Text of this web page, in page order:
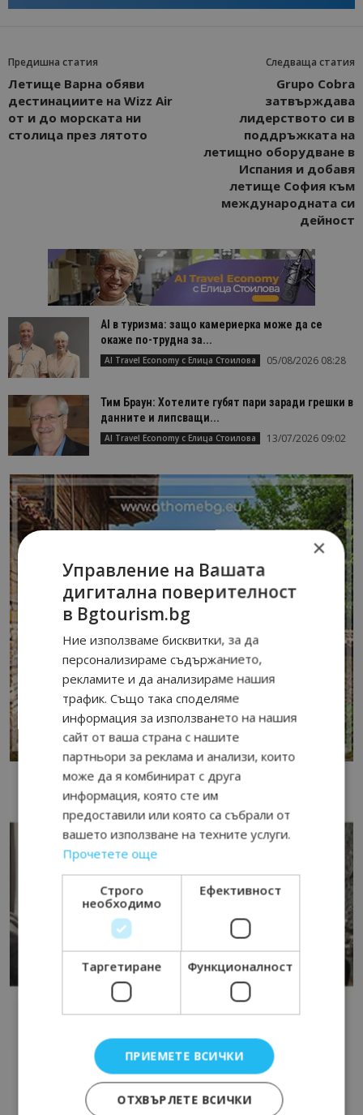
Предишна статия
Летище Варна обяви
дестинациите на Wizz Air
от и до морската ни
столица през лятото
Следваща статия
Grupo Cobra
затвърждава
лидерството си в
поддръжката на
летищно оборудване в
Испания и добавя
летище София към
международната си
дейност
AI в туризма: защо камериерка може да се
окаже по-трудна за...
AI Travel Economy с Елица Стоилова 05/08/2026 08:28
Тим Браун: Хотелите губят пари заради грешки в
данните и липсващи...
AI Travel Economy с Елица Стоилова 13/07/2026 09:02
×
Управление на Вашата
дигитална поверителност
в Bgtourism.bg
Ние използваме бисквитки, за да
персонализираме съдържанието,
рекламите и да анализираме нашия
трафик. Също така споделяме
информация за използването на нашия
сайт от ваша страна с нашите
партньори за реклама и анализи, които
може да я комбинират с друга
информация, която сте им
предоставили или която са събрали от
вашето използване на техните услуги.
Прочетете още
Строго
необходимо
Ефективност
Таргетиране Функционалност
ПРИЕМЕТЕ ВСИЧКИ
ОТХВЪРЛЕТЕ ВСИЧКИ